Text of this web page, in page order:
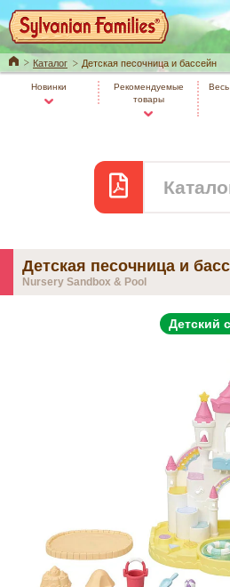
HomeКаталог Детская песочница и бассейн
Новинки
Рекомендуемые
товары
Детская песочница и
Nursery Sandbox & Pool
Детский